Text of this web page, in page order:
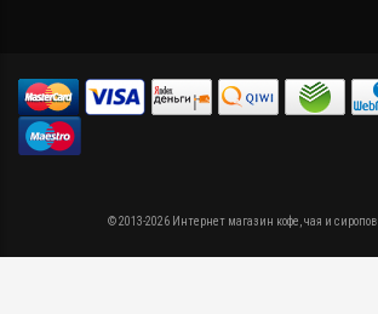
© 2013-2026 Интернет магазин кофе, чая и сиропов